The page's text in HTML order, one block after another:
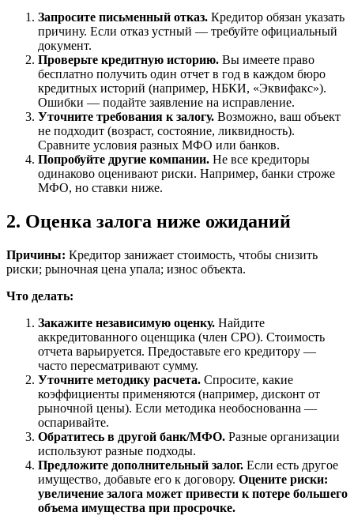
Запросите письменный отказ. Кредитор обязан указать
причину. Если отказ устный — требуйте официальный
документ.
Проверьте кредитную историю. Вы имеете право
бесплатно получить один отчет в год в каждом бюро
кредитных историй (например, НБКИ, «Эквифакс»).
Ошибки — подайте заявление на исправление.
Уточните требования к залогу. Возможно, ваш объект
не подходит (возраст, состояние, ликвидность).
Сравните условия разных МФО или банков.
Попробуйте другие компании. Не все кредиторы
одинаково оценивают риски. Например, банки строже
МФО, но ставки ниже.
2. Оценка залога ниже ожиданий
Причины: Кредитор занижает стоимость, чтобы снизить
риски; рыночная цена упала; износ объекта.
Что делать:
Закажите независимую оценку. Найдите
аккредитованного оценщика (член СРО). Стоимость
отчета варьируется. Предоставьте его кредитору —
часто пересматривают сумму.
Уточните методику расчета. Спросите, какие
коэффициенты применяются (например, дисконт от
рыночной цены). Если методика необоснованна —
оспаривайте.
Обратитесь в другой банк/МФО. Разные организации
используют разные подходы.
Предложите дополнительный залог. Если есть другое
имущество, добавьте его к договору. Оцените риски:
увеличение залога может привести к потере большего
объема имущества при просрочке.